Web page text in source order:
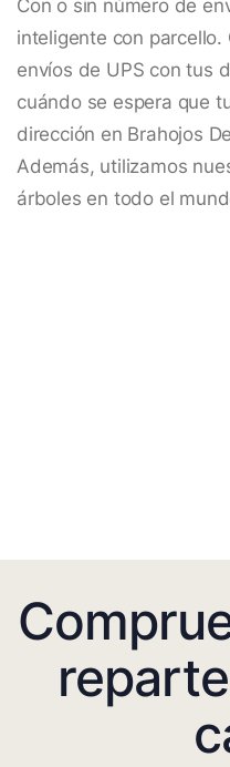
Con o sin número de
inteligente con
envíos de UPS con tus
cuándo se espera que
dirección en Brahojos
Además, utilizamos
árboles en todo el